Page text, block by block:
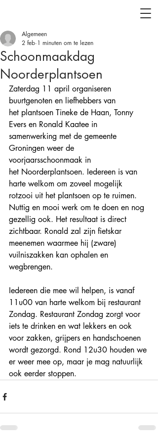
Schoonmaakdag
Noorderplantsoen
Algemeen
2 feb 1 minuten om te lezen
Zaterdag 11 april organiseren
buurtgenoten en liefhebbers van
het plantsoen Tineke de Haan, Tonny
Evers en Ronald Kaatee in
samenwerking met de gemeente
Groningen weer de
voorjaarsschoonmaak in
het Noorderplantsoen. Iedereen is van
harte welkom om zoveel mogelijk
rotzooi uit het plantsoen op te ruimen.
Nuttig en mooi werk om te doen en nog
gezellig ook. Het resultaat is direct
zichtbaar. Ronald zal zijn fietskar
meenemen waarmee hij (zware)
vuilniszakken kan ophalen en
wegbrengen.
Iedereen die mee wil helpen, is vanaf
11u00 van harte welkom bij restaurant
Zondag. Restaurant Zondag zorgt voor
iets te drinken en wat lekkers en ook
voor zakken, grijpers en handschoenen
wordt gezorgd. Rond 12u30 houden we
er weer mee op, maar je mag natuurlijk
ook eerder stoppen.